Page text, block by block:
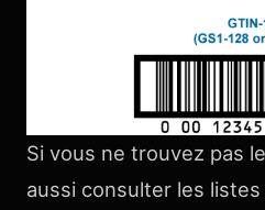
Si vous ne trouvez pas
aussi consulter les